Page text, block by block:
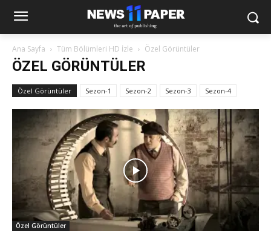
Ana Sayfa Tüm Bölümleri HD İzle Özel Görüntüler
ÖZEL GÖRÜNTÜLER
Özel Görüntüler Sezon-1 Sezon-2 Sezon-3 Sezon-4
Özel Görüntüler